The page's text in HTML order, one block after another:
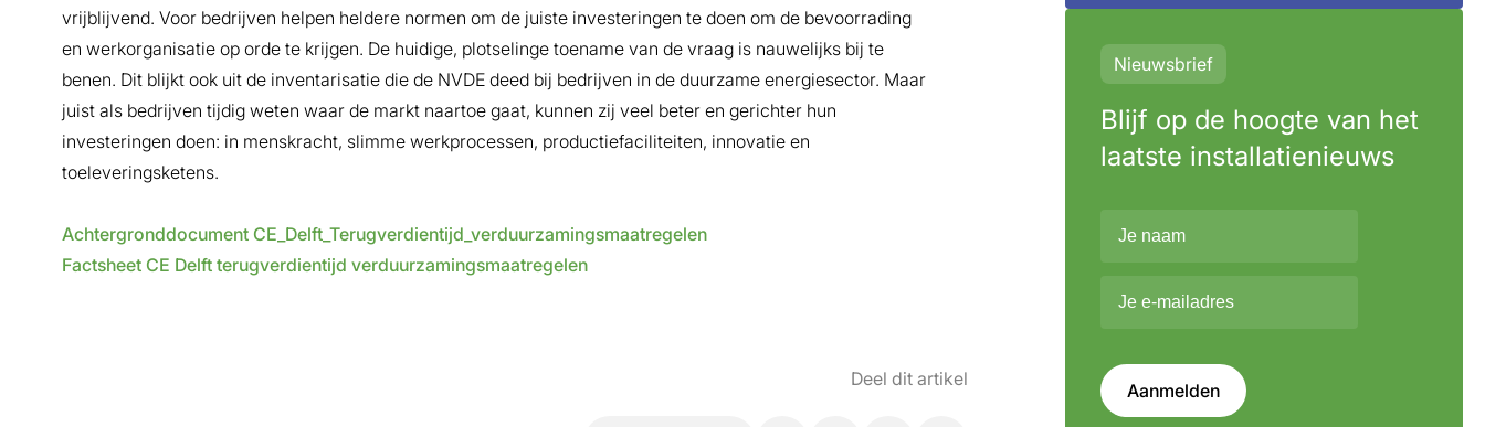
vrijblijvend. Voor bedrijven helpen heldere normen om de juiste investeringen te doen om de bevoorrading
en werkorganisatie op orde te krijgen. De huidige, plotselinge toename van de vraag is nauwelijks bij te
benen. Dit blijkt ook uit de inventarisatie die de NVDE deed bij bedrijven in de duurzame energiesector. Maar
juist als bedrijven tijdig weten waar de markt naartoe gaat, kunnen zij veel beter en gerichter hun
investeringen doen: in menskracht, slimme werkprocessen, productiefaciliteiten, innovatie en
toeleveringsketens.
Achtergronddocument CE_Delft_Terugverdientijd_verduurzamingsmaatregelen
Factsheet CE Delft terugverdientijd verduurzamingsmaatregelen
Deel dit artikel
Nieuwsbrief
Blijf op de hoogte van het
laatste installatienieuws
Aanmelden